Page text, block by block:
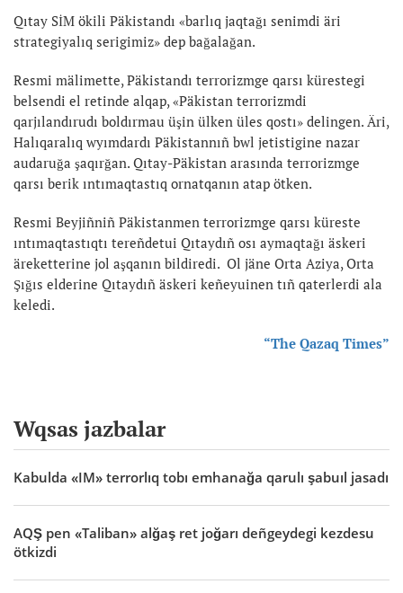
Qıtay SİM ökili Päkistandı «barlıq jaqtağı senimdi äri
strategiyalıq serigimiz» dep bağalağan.
Resmi mälimette, Päkistandı terrorizmge qarsı kürestegi
belsendi el retinde alqap, «Päkistan terrorizmdi
qarjılandırudı boldırmau üşin ülken üles qostı» delingen. Äri,
Halıqaralıq wyımdardı Päkistannıñ bwl jetistigine nazar
audaruğa şaqırğan. Qıtay-Päkistan arasında terrorizmge
qarsı berik ıntımaqtastıq ornatqanın atap ötken.
Resmi Beyjiñniñ Päkistanmen terrorizmge qarsı küreste
ıntımaqtastıqtı tereñdetui Qıtaydıñ osı aymaqtağı äskeri
äreketterine jol aşqanın bildiredi. Ol jäne Orta Aziya, Orta
Şığıs elderine Qıtaydıñ äskeri keñeyuinen tıñ qaterlerdi ala
keledi.
“The Qazaq Times”
Wqsas jazbalar
Kabulda «IM» terrorlıq tobı emhanağa qarulı şabuıl jasadı
AQŞ pen «Taliban» alğaş ret joğarı deñgeydegi kezdesu
ötkizdi